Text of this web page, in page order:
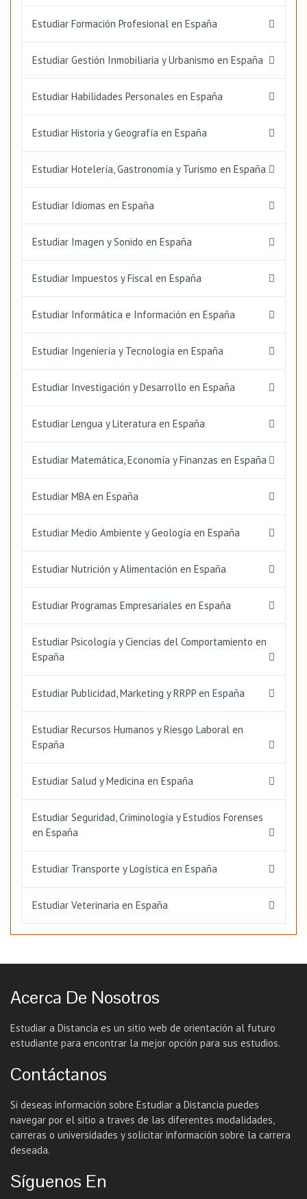
Estudiar Formación Profesional en España
Estudiar Gestión Inmobiliaria y Urbanismo en España
Estudiar Habilidades Personales en España
Estudiar Historia y Geografía en España
Estudiar Hotelería, Gastronomía y Turismo en España
Estudiar Idiomas en España
Estudiar Imagen y Sonido en España
Estudiar Impuestos y Fiscal en España
Estudiar Informática e Información en España
Estudiar Ingeniería y Tecnología en España
Estudiar Investigación y Desarrollo en España
Estudiar Lengua y Literatura en España
Estudiar Matemática, Economía y Finanzas en España
Estudiar MBA en España
Estudiar Medio Ambiente y Geología en España
Estudiar Nutrición y Alimentación en España
Estudiar Programas Empresariales en España
Estudiar Psicología y Ciencias del Comportamiento en
España
Estudiar Publicidad, Marketing y RRPP en España
Estudiar Recursos Humanos y Riesgo Laboral en
España
Estudiar Salud y Medicina en España
Estudiar Seguridad, Criminología y Estudios Forenses
en España
Estudiar Transporte y Logística en España
Estudiar Veterinaria en España
Acerca De Nosotros
Estudiar a Distancia es un sitio web de orientación al futuro
estudiante para encontrar la mejor opción para sus estudios.
Contáctanos
Si deseas información sobre Estudiar a Distancia puedes
navegar por el sitio a traves de las diferentes modalidades,
carreras o universidades y solicitar información sobre la carrera
deseada.
Síguenos En